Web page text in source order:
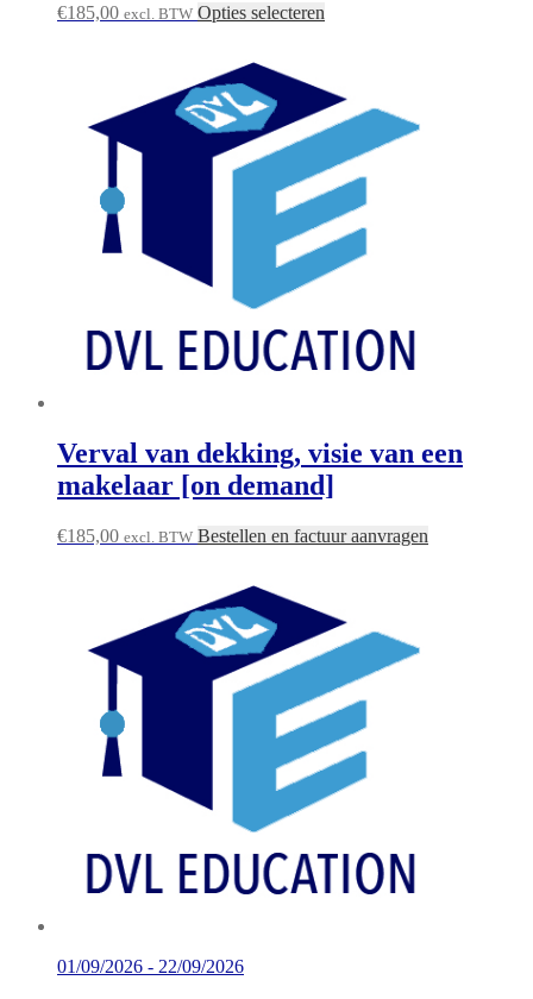
€185,00 excl. BTW Opties selecteren
Verval van dekking, visie van een
makelaar [on demand]
€185,00 excl. BTW Bestellen en factuur aanvragen
01/09/2026 - 22/09/2026